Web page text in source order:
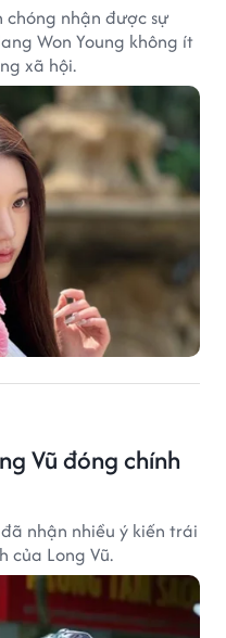
nhận được sự
Won Young không ít
xã hội.
Vũ đóng chính
nhận nhiều ý kiến trái
của Long Vũ.